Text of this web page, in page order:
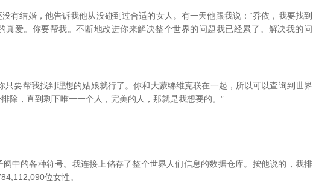
结婚，他告诉我他从没碰到过合适的女人。有一天他跟我说：“乔依，我要找到
真爱。你要帮我。不断地改进你来解决整个世界的问题我已经累了。解决我的问
要帮我找到理想的姑娘就行了。你和大蒙绨维克联在一起，所以可以查询到世界
除，直到剩下唯一一个人，完美的人，那就是我想要的。”
的各种符号。我连接上储存了整个世界人们信息的数据仓库。按他说的，我排
位女性。